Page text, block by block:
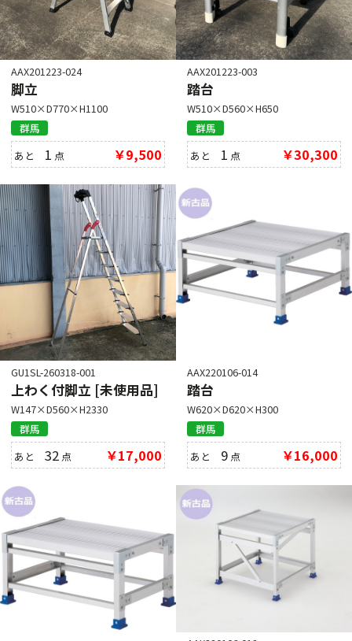
AAX201223-024
脚立
W510×D770×H1100
群馬
あと 1 点 ￥9,500
AAX201223-003
踏台
W510×D560×H650
群馬
あと 1 点 ￥30,300
GU1SL-260318-001
上わく付脚立 [未使用品]
W147×D560×H2330
群馬
あと32 点 ￥17,000
AAX220106-014
踏台
W620×D620×H300
群馬
あと 9 点 ￥16,000